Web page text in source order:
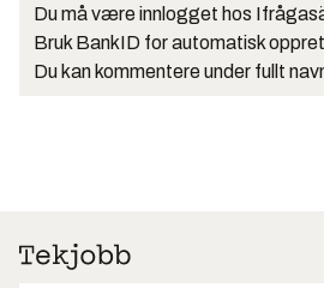
Du må være innlogget hos
Bruk BankID for automatisk
Du kan kommentere under fullt